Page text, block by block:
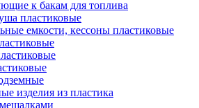
к бакам для топлива
пластиковые
емкости, кессоны пластиковые
изделия из пластика